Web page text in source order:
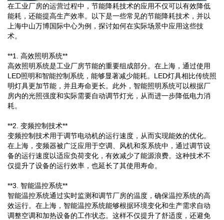
在工业厂房的运营过程中，节能降耗技术的应用不仅可以有效降低
能耗，还能提高生产效率。以下是一些常见的节能降耗技术，并以
上海中山万博国际中心为例，探讨如何在实际场景中应用这些技
术。
**1. 高效照明系统**
高效照明系统是工业厂房节能的重要组成部分。在上海，通过使用
LED照明和智能控制系统，能够显著减少能耗。LED灯具相比传统照
明灯具更加节能，并且寿命更长。此外，智能照明系统可以根据厂
房内的光照强度和实际需要自动调节灯光，从而进一步降低电力消
耗。
**2. 变频控制技术**
变频控制技术用于调节电动机的运行速度，从而实现能效的优化。
在上海，变频器被广泛应用于空调、风机和泵系统中，通过调节设
备的运行速度以适应负荷变化，有效减少了能源浪费。这种技术不
仅提升了设备的运行效率，也延长了其使用寿命。
**3. 智能温控系统**
智能温控系统通过实时监测和调节厂房的温度，确保温控系统的高
效运行。在上海，智能温控系统能够根据环境变化和生产需求自动
调整空调和加热设备的工作状态。这样不仅提升了舒适度，还避免